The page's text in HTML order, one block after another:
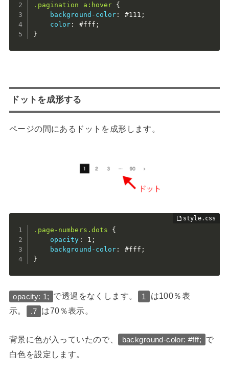
.pagination a:hover {
background-color : #111 ;
color : #fff ;
}
ドットを成形する
ページの間にあるドットを成形します。
.page-numbers.dots
{
opacity : 1 ;
background-color : #fff ;
}
opacity: 1; で透過をなくします。 1
は100％表
示。
.7 は70％表示。
背景に色が入っていたので、 background-color: #fff;
で
白色を設定します。